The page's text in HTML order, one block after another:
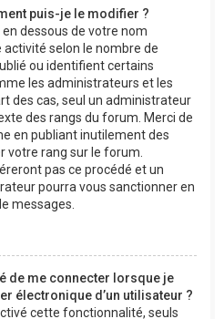
puis-je le modifier ?
en dessous de votre nom
activité selon le nombre de
ou identifient certains
les administrateurs et les
des cas, seul un administrateur
des rangs du forum. Merci de
en publiant inutilement des
votre rang sur le forum.
pas ce procédé et un
pourra vous sanctionner en
messages.
de me connecter lorsque je
électronique d’un utilisateur ?
cette fonctionnalité, seuls